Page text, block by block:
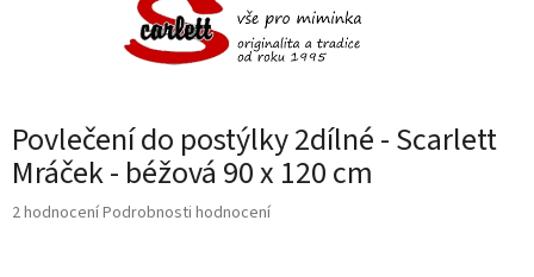
Povlečení do postýlky 2dílné - Scarlett
Mráček - béžová 90 x 120 cm
Průměrné
2 hodnoceníPodrobnosti hodnocení